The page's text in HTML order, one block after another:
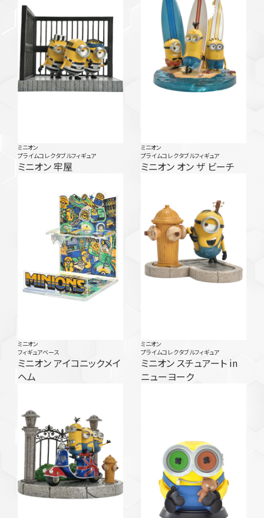
ミニオン
プライムコレクタブルフィギュア
ミニオン 牢屋
ミニオン
プライムコレクタブルフィギュア
ミニオン オン ザ ビーチ
ミニオン
フィギュアベース
ミニオン アイコニックメイ
ヘム
ミニオン
プライムコレクタブルフィギュア
ミニオン スチュアート in
ニューヨーク